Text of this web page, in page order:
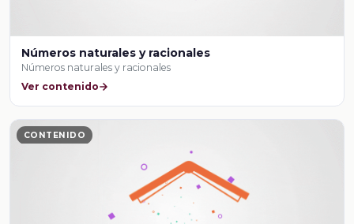
Números naturales y racionales
Números naturales y racionales
Ver contenido
CONTENIDO